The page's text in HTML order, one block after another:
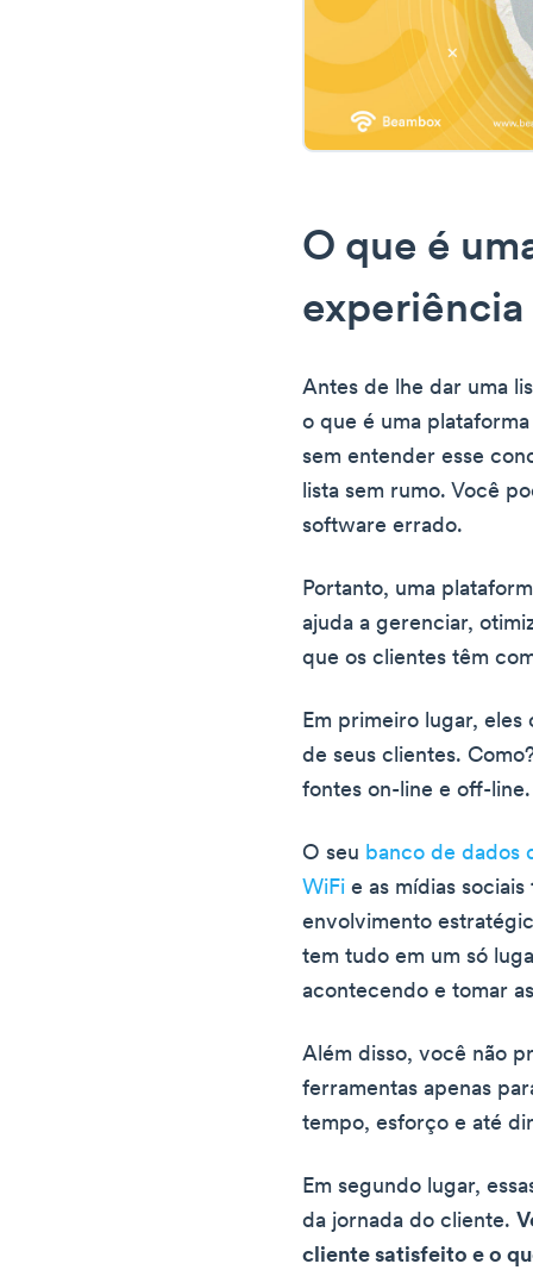
O que é
Antes de lhe dar uma
o que é uma
sem entender esse
lista sem rumo. Você
software errado.
Portanto, uma
ajuda a gerenciar,
que os clientes têm
Em primeiro lugar,
de seus clientes.
fontes on-line e off-line.
O seu banco de dados
WiFi e as mídias
envolvimento
tem tudo em um só
acontecendo e tomar
Além disso, você não
ferramentas apenas
tempo, esforço e até
Em segundo lugar,
da jornada do cliente.
cliente satisfeito e o